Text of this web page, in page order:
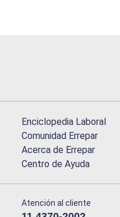
Enciclopedia Laboral
Comunidad Errepar
Acerca de Errepar
Centro de Ayuda
Atención al cliente